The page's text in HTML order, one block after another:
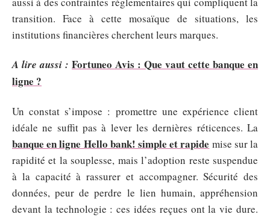
transition. Face à cette mosaïque de situations, les
institutions financières cherchent leurs marques.
A lire aussi : Fortuneo Avis : Que vaut cette banque en
ligne ?
Un constat s’impose : promettre une expérience client
idéale ne suffit pas à lever les dernières réticences. La
banque en ligne Hello bank! simple et rapide mise sur la
rapidité et la souplesse, mais l’adoption reste suspendue
à la capacité à rassurer et accompagner. Sécurité des
données, peur de perdre le lien humain, appréhension
devant la technologie : ces idées reçues ont la vie dure.